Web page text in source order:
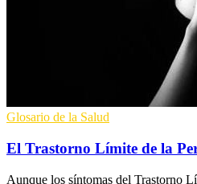
Glosario de la Salud
El Trastorno Límite de la
Aunque los síntomas del Trastorno